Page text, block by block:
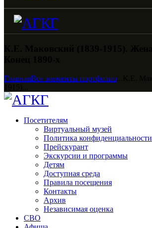
ГлавнаяВсе элементы портфолио
Посетителям
Виртуальный музей
Политика конфиденциальности
Прейскурант
Экскурсии и программы
Детям
Доступная среда
Правила посещения
Контакты
Архив
Независимая оценка
СВО